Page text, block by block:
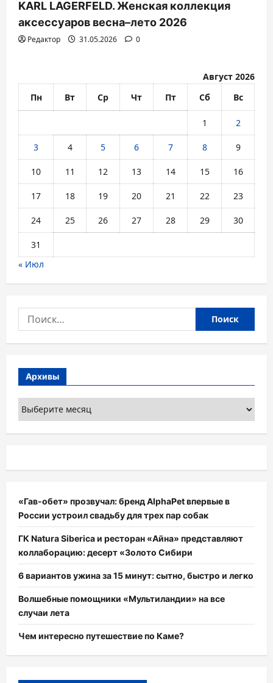
KARL LAGERFELD. Женская коллекция
аксессуаров весна–лето 2026
Редактор 31.05.2026 0
Август 2026
Пн
Вт Ср Чт Пт Сб Вс
1 2
3 4 5 6 7 8 9
10 11 12 13 14 15 16
17 18 19 20 21 22 23
24 25 26 27 28 29 30
31
« Июл
Найти:
Архивы
Архивы
«Гав-обет» прозвучал: бренд AlphaPet впервые в
России устроил свадьбу для трех пар собак
ГК Natura Siberica и ресторан «Айна» представляют
коллаборацию: десерт «Золото Сибири
6 вариантов ужина за 15 минут: сытно, быстро и легко
Волшебные помощники «Мультиландии» на все
случаи лета
Чем интересно путешествие по Каме?